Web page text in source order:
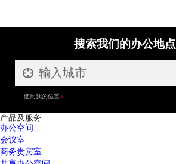
搜索我们的办公地点
使用我的位置
产品及服务
办公空间
会议室
商务贵宾室